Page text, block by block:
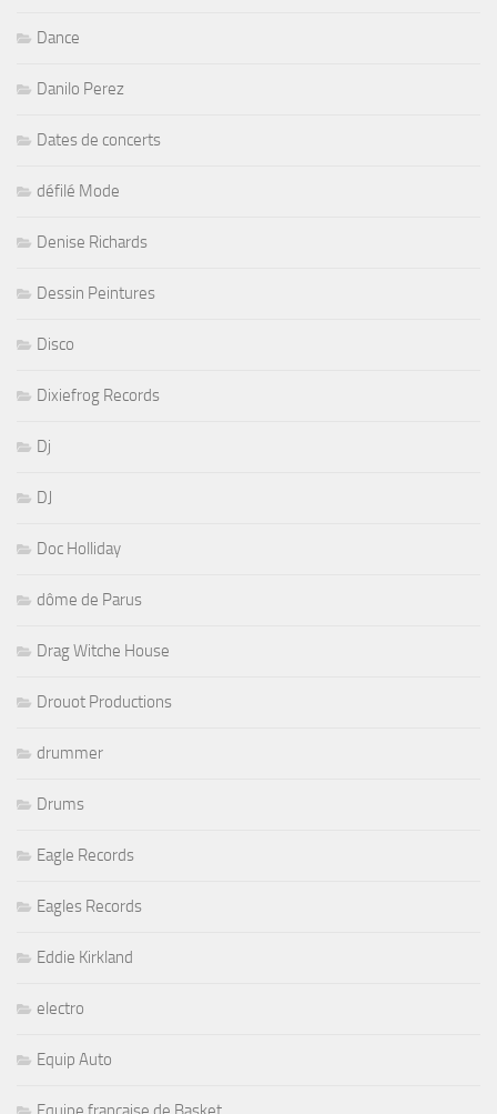
Dance
Danilo Perez
Dates de concerts
défilé Mode
Denise Richards
Dessin Peintures
Disco
Dixiefrog Records
Dj
DJ
Doc Holliday
dôme de Parus
Drag Witche House
Drouot Productions
drummer
Drums
Eagle Records
Eagles Records
Eddie Kirkland
electro
Equip Auto